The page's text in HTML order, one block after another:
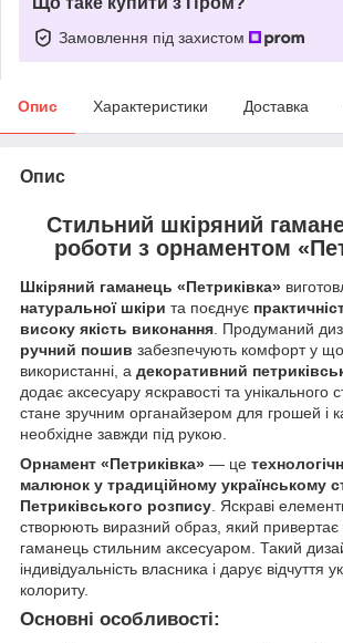
Замовлення під захистом
Опис Характеристики Доставка
Опис
Стильний шкіряний
роботи з орнаментом
Шкіряний гаманець «Петриківка»
натуральної шкіри та поєднує
високу якість виконання. Продуманий
ручний пошив забезпечують комфорт у
використанні, а декоративний
додає аксесуару яскравості та
стане зручним органайзером для грошей і
необхідне завжди під рукою.
Орнамент «Петриківка» — це
малюнок у традиційному українському
Петриківського розпису. Яскраві елементи
створюють виразний образ, який привертає
гаманець стильним аксесуаром. Такий
індивідуальність власника і дарує відчуття
колориту.
Основні особливості: